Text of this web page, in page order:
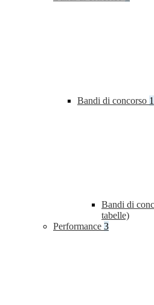
Bandi di concorso 1
Bandi di
tabelle)
Performance 3